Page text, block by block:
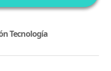
Tecnología